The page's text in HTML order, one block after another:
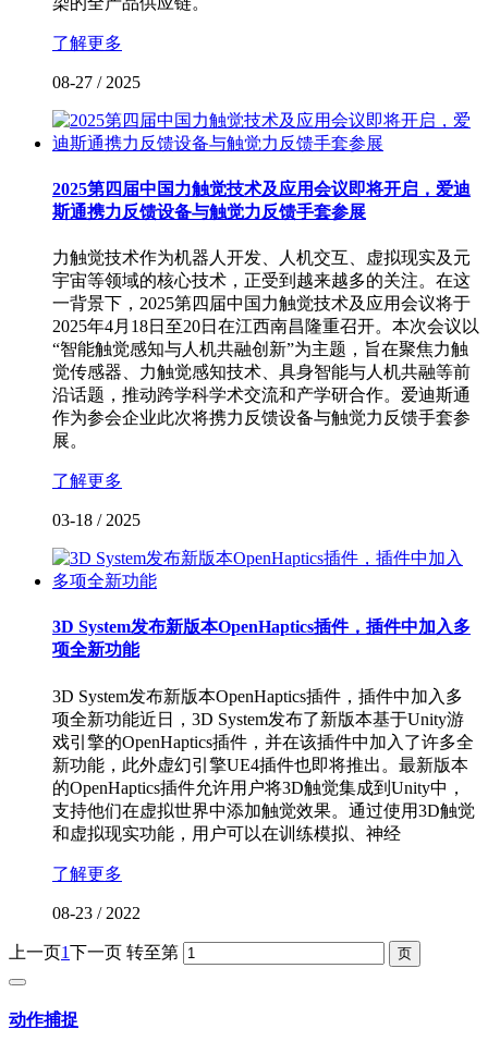
了解更多
08-27 / 2025
2025第四届中国力触觉技术及应用会议即将开启，爱迪
斯通携力反馈设备与触觉力反馈手套参展
力触觉技术作为机器人开发、人机交互、虚拟现实及元
宇宙等领域的核心技术，正受到越来越多的关注。在这
一背景下，2025第四届中国力触觉技术及应用会议将于
2025年4月18日至20日在江西南昌隆重召开。本次会议以
“智能触觉感知与人机共融创新”为主题，旨在聚焦力触
觉传感器、力触觉感知技术、具身智能与人机共融等前
沿话题，推动跨学科学术交流和产学研合作。爱迪斯通
作为参会企业此次将携力反馈设备与触觉力反馈手套参
展。
了解更多
03-18 / 2025
3D System发布新版本OpenHaptics插件，插件中加入多
项全新功能
3D System发布新版本OpenHaptics插件，插件中加入多
项全新功能近日，3D System发布了新版本基于Unity游
戏引擎的OpenHaptics插件，并在该插件中加入了许多全
新功能，此外虚幻引擎UE4插件也即将推出。最新版本
的OpenHaptics插件允许用户将3D触觉集成到Unity中，
支持他们在虚拟世界中添加触觉效果。通过使用3D触觉
和虚拟现实功能，用户可以在训练模拟、神经
了解更多
08-23 / 2022
上一页1下一页 转至第
动作捕捉